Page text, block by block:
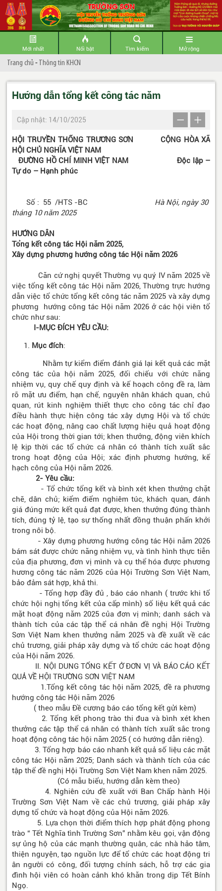
Mới nhất Nổi bật Tìm kiếm Mở rộng
Trang chủ -Thông tin KHCN
Hướng dẫn tổng kết công tác năm
Cập nhật: 14/10/2025
HỘI TRUYỀN THỐNG TRƯƠNG SƠN CỘNG HÒA XÃ
HỘI CHỦ NGHĨA VIỆT NAM
ĐƯỜNG HỒ CHÍ MINH VIỆT NAM
Độc lập –
Tự do – Hạnh phúc
Số : 55 /HTS -BC Hà Nội, ngày 30
tháng 10 năm 2025
HƯỚNG DÂN
Tổng kết công tác Hội năm 2025,
Xây dựng phương hướng công tác Hội năm 2026
Căn cứ nghị quyết Thường vụ quý IV năm 2025 về
việc tổng kết công tác Hội năm 2026, Thường trực hướng
dẫn việc tổ chức tổng kết công tác năm 2025 và xây dựng
phương hướng công tác Hội năm 2026 ở các hội viên tổ
chức như sau:
I-MỤC ĐÍCH YÊU CẦU:
Mục đích:
Nhằm tự kiểm điểm đánh giá lại kết quả các mặt
công tác của hội năm 2025, đối chiếu với chức năng
nhiệm vụ, quy chế quy định và kế hoạch công đề ra, làm
rõ mặt ưu điểm, hạn chế, nguyên nhân khách quan, chủ
quan, rút kinh nghiệm thiết thực cho công tác chỉ đạo
điều hành thực hiện công tác xây dựng Hội và tổ chức
các hoạt động, nâng cao chất lượng hiệu quả hoạt động
của Hội trong thời gian tới; khen thưởng, động viên khích
lệ kịp thời các tổ chức cá nhân có thành tích xuất sắc
trong hoạt động của Hội; xác định phương hướng, kế
hạch công của Hội năm 2026.
2- Yêu cầu:
- Tổ chức tổng kết và bình xét khen thưởng chặt
chẽ, dân chủ; kiểm điểm nghiêm túc, khách quan, đánh
giá đúng mức kết quả đạt được, khen thưởng đúng thành
tích, đúng tỷ lệ, tạo sự thống nhất đồng thuận phấn khởi
trong nôi bộ.
- Xây dựng phương hướng công tác Hội năm 2026
bám sát được chức năng nhiệm vụ, và tình hình thực tiễn
của địa phương, đơn vị mình và cụ thể hóa được phương
hương công tác năm 2026 của Hội Trường Sơn Việt Nam,
bảo đảm sát hợp, khả thi.
- Tổng hợp đầy đủ , báo cáo nhanh ( trước khi tổ
chức hội nghị tổng kết của cấp mình) số liệu kết quả các
mặt hoạt động năm 2025 của đơn vị mình; danh sách và
thành tích của các tập thể cá nhân đề nghị Hội Trường
Sơn Việt Nam khen thưởng năm 2025 và đề xuất về các
chủ trương, giải pháp xây dựng và tổ chức các hoạt động
của Hội năm 2026.
II. NỘI DUNG TỔNG KẾT Ở ĐƠN VỊ VÀ BÁO CÁO KẾT
QUẢ VỀ HỘI TRƯỜNG SƠN VIỆT NAM
1.Tổng kết công tác hội năm 2025, đề ra phương
hướng công tác Hội năm 2026
( theo mẫu Đề cương báo cáo tổng kết gửi kèm)
2. Tổng kết phong trào thi đua và bình xét khen
thưởng các tập thể cá nhân có thành tích xuất sắc trong
hoạt động công tác hội năm 2025 ( có hướng dẫn riêng).
3. Tổng hợp báo cáo nhanh kết quả số liệu các mặt
công tác Hội năm 2025; Danh sách và thành tích của các
tập thể đề nghị Hội Trường Sơn Việt Nam khen năm 2025.
(Có mẫu biểu, hướng dẫn kèm theo)
4. Nghiên cứu đề xuất với Ban Chấp hành Hội
Trường Sơn Việt Nam về các chủ trương, giải pháp xây
dựng tổ chức và hoạt động của Hội năm 2026.
5. Lựa chọn thời điểm thích hợp phát động phong
trào “ Tết Nghĩa tình Trường Sơn” nhằm kêu gọi, vận động
sự ủng hộ của các mạnh thường quân, các nhà hảo tâm,
thiện nguyện, tạo nguồn lực để tổ chức các hoạt động tri
ân người có công, đối tượng chính sách, hỗ trợ các gia
đình hội viên có hoàn cảnh khó khăn trong dịp Tết Bính
Ngọ.